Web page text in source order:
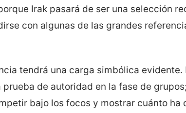
Irak pasará de ser una selección
con algunas de las grandes
tendrá una carga simbólica evidente.
prueba de autoridad en la fase de
bajo los focos y mostrar cuánto ha